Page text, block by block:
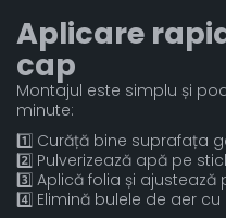
Aplicare
cap
Montajul este simplu și
minute:
1️⃣ Curăță bine suprafața
2️⃣ Pulverizează apă pe
3️⃣ Aplică folia și ajustează
4️⃣ Elimină bulele de aer